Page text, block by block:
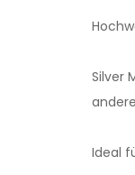
Silver
Ideal